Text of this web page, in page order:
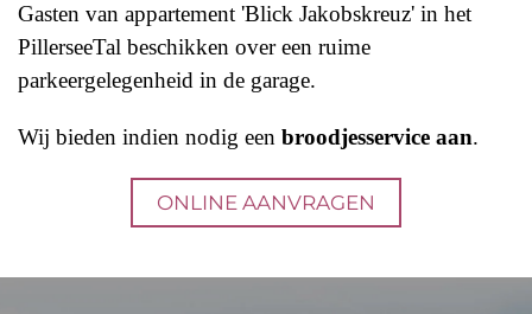
Gasten van appartement 'Blick Jakobskreuz' in het
PillerseeTal beschikken over een ruime
parkeergelegenheid in de garage.
Wij bieden indien nodig een broodjesservice aan.
ONLINE AANVRAGEN